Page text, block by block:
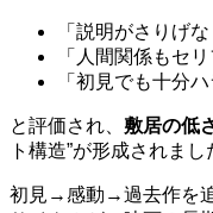
「説明がさりげ
「人間関係もセ
「初見でも十分
と評価され、 敷居の低
ト構造”が形成されまし
初見→感動→過去作を